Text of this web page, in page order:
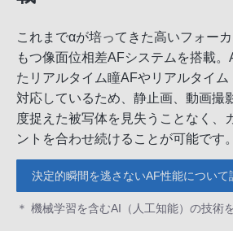
これまでαが培ってきた高いフォー
もつ像面位相差AFシステムを搭載。
たリアルタイム瞳AFやリアルタイム
対応しているため、静止画、動画撮
度捉えた被写体を見失うことなく、
ントを合わせ続けることが可能です。
決定的瞬間を逃さないAF性能について
＊ 機械学習を含むAI（人工知能）の技術